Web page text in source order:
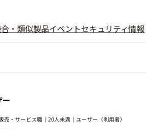
・類似製品イベントセキュリティ情報
売・サービス職｜20人未満｜ユーザー（利用者）